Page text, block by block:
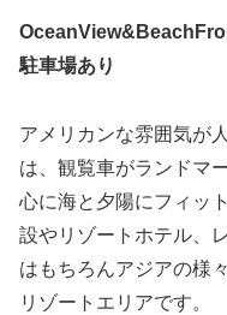
駐車場あり
アメリカンな雰囲気が
は、観覧車がランドマ
心に海と夕陽にフィッ
設やリゾートホテル、
はもちろんアジアの様
リゾートエリアです。